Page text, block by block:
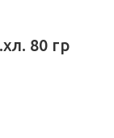
80 гр